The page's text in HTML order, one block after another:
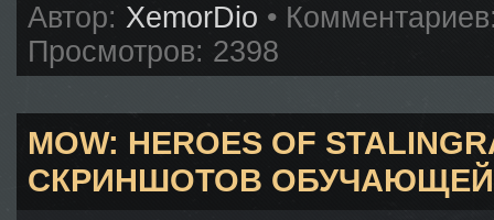
Автор: XemorDio •
Просмотров: 2398
MOW: HEROES OF
СКРИНШОТОВ